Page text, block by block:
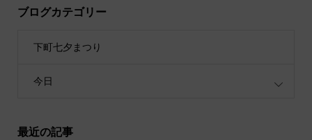
ブログカテゴリー
下町七夕まつり
今日
最近の記事